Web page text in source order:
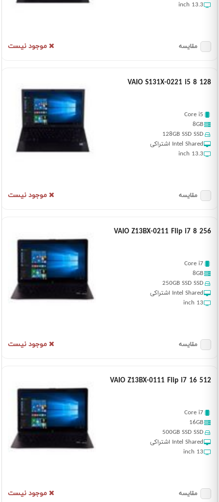
13.3 inch
موجود نیست مقایسه
VAIO S131X-0221 i5 8 128
Core i5
8GB
128GB SSD SSD
Intel Shared اشتراکی
13.3 inch
موجود نیست مقایسه
VAIO Z13BX-0211 Flip i7 8 256
Core i7
8GB
250GB SSD SSD
Intel Shared اشتراکی
13 inch
موجود نیست مقایسه
VAIO Z13BX-0111 Flip i7 16 512
Core i7
16GB
500GB SSD SSD
Intel Shared اشتراکی
13 inch
موجود نیست مقایسه